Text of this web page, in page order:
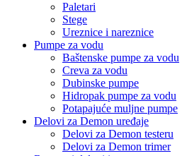
Paletari
Stege
Ureznice i nareznice
Pumpe za vodu
Baštenske pumpe za vodu
Creva za vodu
Dubinske pumpe
Hidropak pumpe za vodu
Potapajuće muljne pumpe
Delovi za Demon uređaje
Delovi za Demon testeru
Delovi za Demon trimer